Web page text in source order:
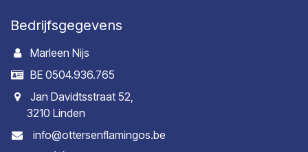
Bedrijfsgegevens
Marleen Nijs
BE 0504.936.765
Jan Davidtsstraat 52,
3210 Linden
info@ottersenflamingos.be